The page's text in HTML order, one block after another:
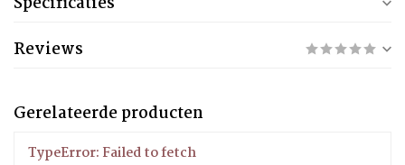
Reviews
Gerelateerde producten
TypeError: Failed to fetch